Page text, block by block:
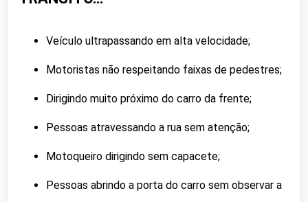
Veículo ultrapassando em alta velocidade;
Motoristas não respeitando faixas de pedestres;
Dirigindo muito próximo do carro da frente;
Pessoas atravessando a rua sem atenção;
Motoqueiro dirigindo sem capacete;
Pessoas abrindo a porta do carro sem observar a